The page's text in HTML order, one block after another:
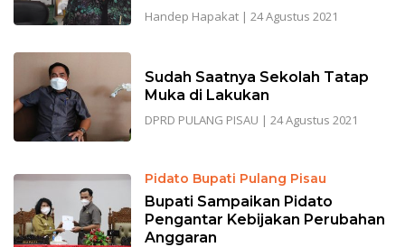
Handep Hapakat| 24 Agustus 2021
Sudah Saatnya Sekolah Tatap
Muka di Lakukan
DPRD PULANG PISAU | 24 Agustus 2021
Pidato Bupati Pulang Pisau
Bupati Sampaikan Pidato
Pengantar Kebijakan Perubahan
Anggaran